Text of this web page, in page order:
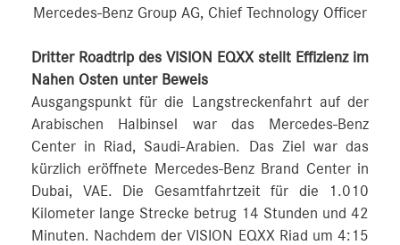
Mercedes-Benz Group AG, Chief Technology Officer
Dritter Roadtrip des VISION EQXX stellt Effizienz im
Nahen Osten unter Beweis
Ausgangspunkt für die Langstreckenfahrt auf der
Arabischen Halbinsel war das Mercedes-Benz
Center in Riad, Saudi-Arabien. Das Ziel war das
kürzlich eröffnete Mercedes-Benz Brand Center in
Dubai, VAE. Die Gesamtfahrtzeit für die 1.010
Kilometer lange Strecke betrug 14 Stunden und 42
Minuten. Nachdem der VISION EQXX Riad um 4:15